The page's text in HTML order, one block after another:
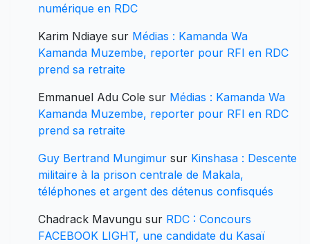
numérique en RDC
Karim Ndiaye sur Médias : Kamanda Wa
Kamanda Muzembe, reporter pour RFI en RDC
prend sa retraite
Emmanuel Adu Cole sur Médias : Kamanda Wa
Kamanda Muzembe, reporter pour RFI en RDC
prend sa retraite
Guy Bertrand Mungimur sur Kinshasa : Descente
militaire à la prison centrale de Makala,
téléphones et argent des détenus confisqués
Chadrack Mavungu sur RDC : Concours
FACEBOOK LIGHT, une candidate du Kasaï